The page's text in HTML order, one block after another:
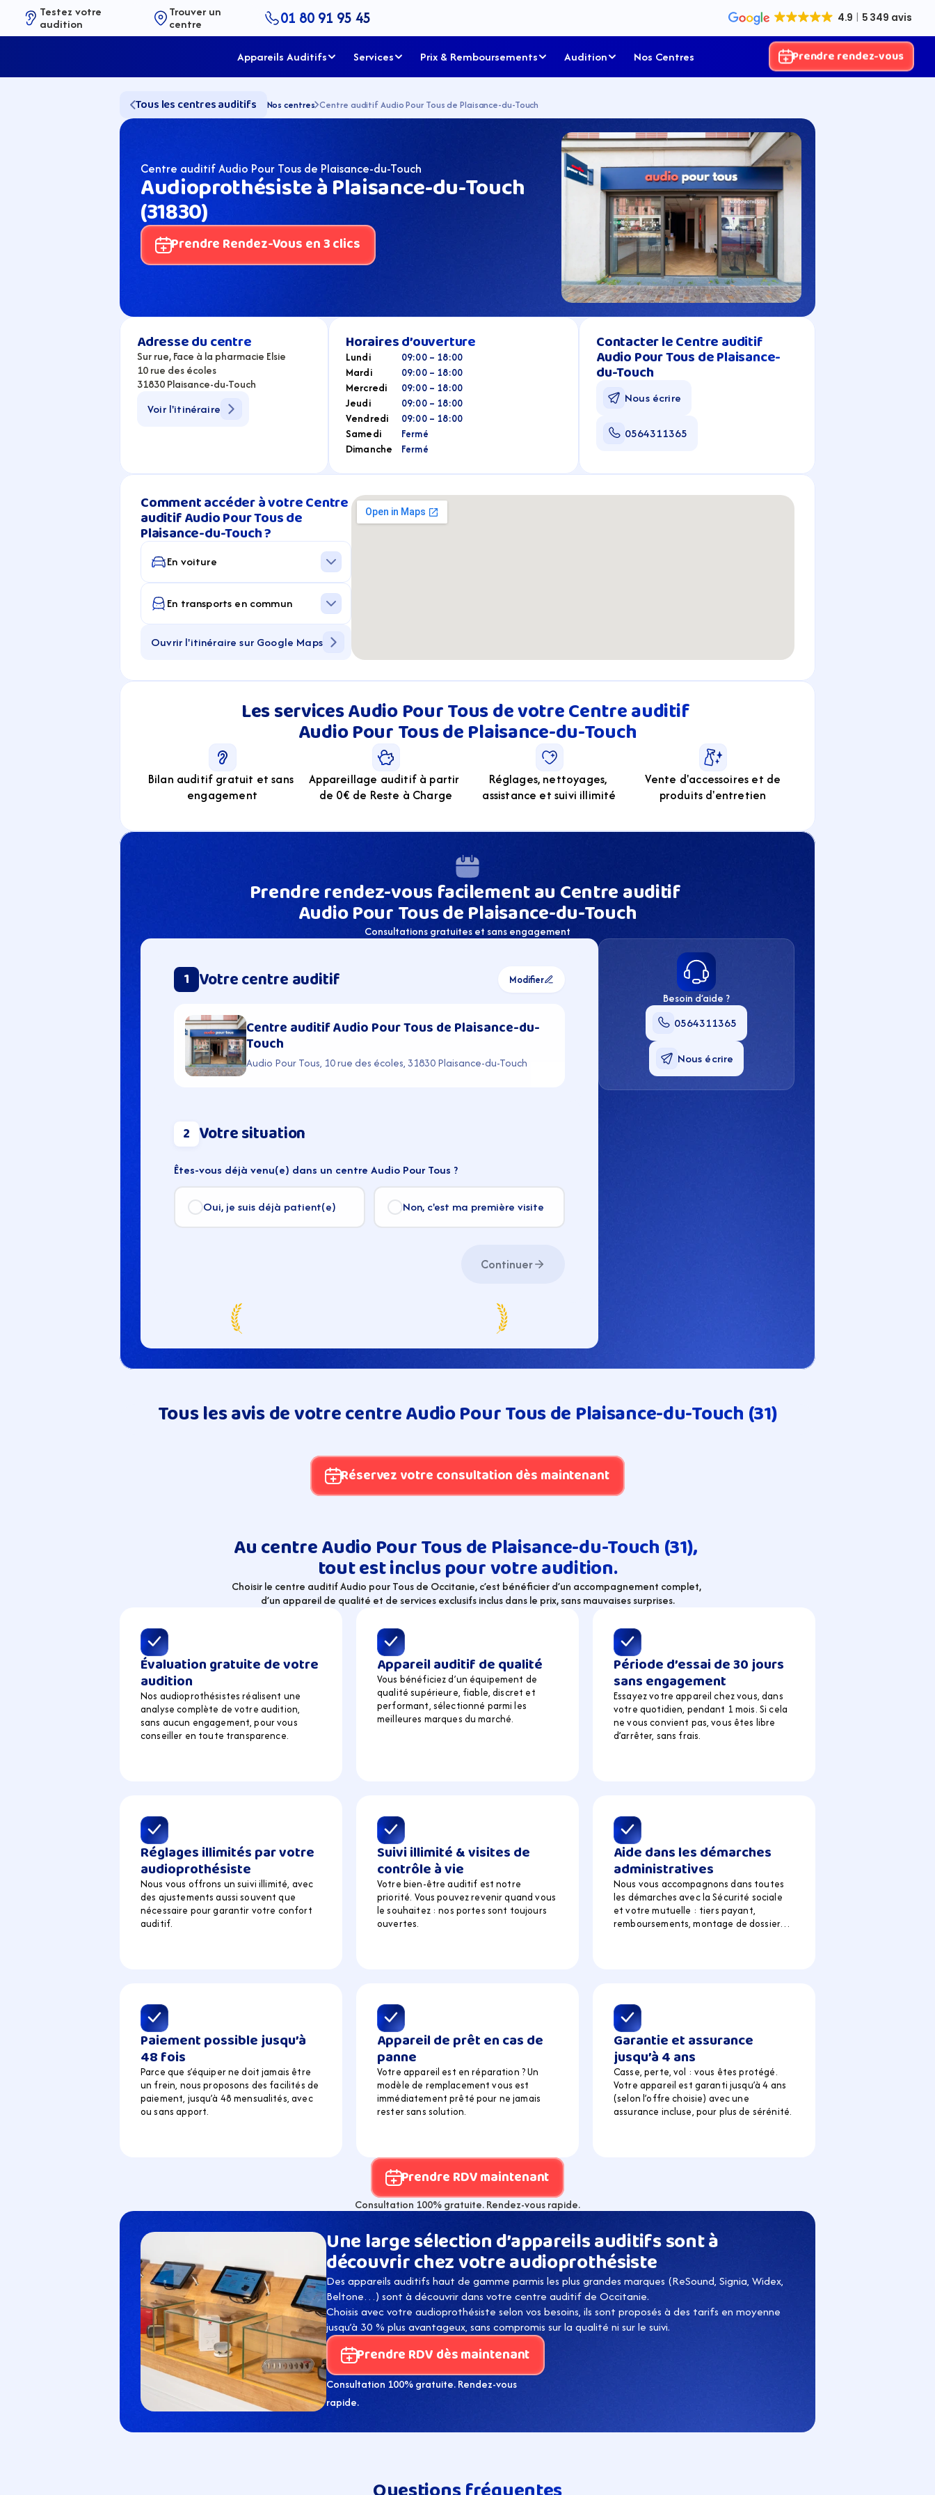
Testez votre
audition
Trouver un
centre 01 80 91 95 45
Appareils Auditifs Services Prix & Remboursements Audition Nos Centres Prendre rendez-vous
Tous les centres auditifs Nos centres Centre auditif Audio Pour Tous de Plaisance-du-Touch
Centre auditif Audio Pour Tous de Plaisance-du-Touch
Audioprothésiste à Plaisance-du-Touch
(31830)
Prendre Rendez-Vous en 3 clics
Adresse du centre
Sur rue, Face à la pharmacie Elsie
10 rue des écoles
31830 Plaisance-du-Touch
Voir l'itinéraire
Horaires d’ouverture
Lundi 09:00 – 18:00
Mardi 09:00 – 18:00
Mercredi 09:00 – 18:00
Jeudi 09:00 – 18:00
Vendredi 09:00 – 18:00
Samedi Fermé
Dimanche Fermé
Contacter le Centre auditif
Audio Pour Tous de Plaisance-
du-Touch
Nous écrire
0564311365
Comment accéder à votre Centre
auditif Audio Pour Tous de
Plaisance-du-Touch ?
En voiture
En transports en commun
Ouvrir l'itinéraire sur Google Maps
Les services Audio Pour Tous de votre Centre auditif
Audio Pour Tous de Plaisance-du-Touch
Bilan auditif gratuit et sans
engagement
Appareillage auditif à partir
de 0€ de Reste à Charge
Réglages, nettoyages,
assistance et suivi illimité
Vente d'accessoires et de
produits d'entretien
Prendre rendez-vous facilement au Centre auditif
Audio Pour Tous de Plaisance-du-Touch
Consultations gratuites et sans engagement
1 Votre centre auditif Modifier
Centre auditif Audio Pour Tous de Plaisance-du-
Touch
Audio Pour Tous, 10 rue des écoles, 31830 Plaisance-du-Touch
2 Votre situation
Êtes-vous déjà venu(e) dans un centre Audio Pour Tous ?
Oui, je suis déjà patient(e) Non, c'est ma première visite
Continuer
Besoin d’aide ?
0564311365
Nous écrire
Tous les avis de votre centre Audio Pour Tous de Plaisance-du-Touch (31)
Réservez votre consultation dès maintenant
Au centre Audio Pour Tous de Plaisance-du-Touch (31),
tout est inclus pour votre audition.
Choisir le centre auditif Audio pour Tous de Occitanie, c’est bénéficier d’un accompagnement complet,
d’un appareil de qualité et de services exclusifs inclus dans le prix, sans mauvaises surprises.
Évaluation gratuite de votre
audition
Nos audioprothésistes réalisent une
analyse complète de votre audition,
sans aucun engagement, pour vous
conseiller en toute transparence.
Appareil auditif de qualité
Vous bénéficiez d’un équipement de
qualité supérieure, fiable, discret et
performant, sélectionné parmi les
meilleures marques du marché.
Période d’essai de 30 jours
sans engagement
Essayez votre appareil chez vous, dans
votre quotidien, pendant 1 mois. Si cela
ne vous convient pas, vous êtes libre
d’arrêter, sans frais.
Réglages illimités par votre
audioprothésiste
Nous vous offrons un suivi illimité, avec
des ajustements aussi souvent que
nécessaire pour garantir votre confort
auditif.
Suivi illimité & visites de
contrôle à vie
Votre bien-être auditif est notre
priorité. Vous pouvez revenir quand vous
le souhaitez : nos portes sont toujours
ouvertes.
Aide dans les démarches
administratives
Nous vous accompagnons dans toutes
les démarches avec la Sécurité sociale
et votre mutuelle : tiers payant,
remboursements, montage de dossier…
Paiement possible jusqu’à
48 fois
Parce que s’équiper ne doit jamais être
un frein, nous proposons des facilités de
paiement, jusqu’à 48 mensualités, avec
ou sans apport.
Appareil de prêt en cas de
panne
Votre appareil est en réparation ? Un
modèle de remplacement vous est
immédiatement prêté pour ne jamais
rester sans solution.
Garantie et assurance
jusqu’à 4 ans
Casse, perte, vol : vous êtes protégé.
Votre appareil est garanti jusqu’à 4 ans
(selon l’offre choisie) avec une
assurance incluse, pour plus de sérénité.
Prendre RDV maintenant
Consultation 100% gratuite. Rendez-vous rapide.
Une large sélection d’appareils auditifs sont à
découvrir chez votre audioprothésiste
Des appareils auditifs haut de gamme parmis les plus grandes marques (ReSound, Signia, Widex,
Beltone…) sont à découvrir dans votre centre auditif de Occitanie.
Choisis avec votre audioprothésiste selon vos besoins, ils sont proposés à des tarifs en moyenne
jusqu’à 30 % plus avantageux, sans compromis sur la qualité ni sur le suivi.
Prendre RDV dès maintenant
Consultation 100% gratuite. Rendez-vous
rapide.